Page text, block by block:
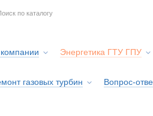
Энергетика ГТУ ГПУ
газовых турбин Вопрос-